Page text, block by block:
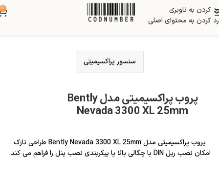
رد کردن به ناوبری
رد کردن به محتوای اصلی
0
سنسور پراکسیمیتی
پروب پراکسیمیتی مدل Bently
Nevada 3300 XL 25mm
پروب پراکسیمیتی مدل Bently Nevada 3300 XL 25mm طراحی نازک
امکان نصب ریل DIN با چگالی بالا یا پیکربندی نصب پنل را فراهم می کند.